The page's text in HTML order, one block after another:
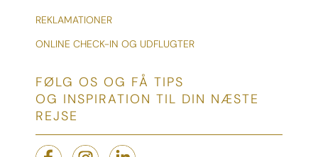
REKLAMATIONER
ONLINE CHECK-IN OG UDFLUGTER
FØLG OS OG FÅ TIPS
OG INSPIRATION TIL DIN NÆSTE
REJSE